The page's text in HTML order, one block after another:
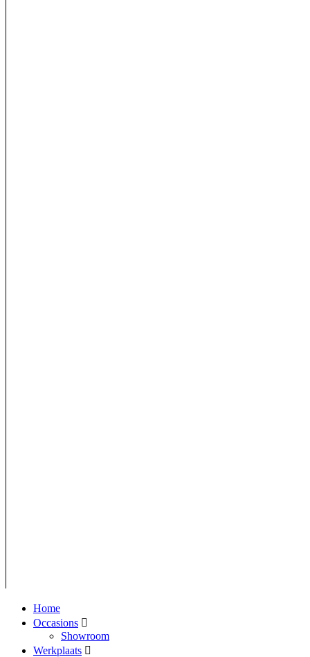
Home
Occasions
Showroom
Werkplaats